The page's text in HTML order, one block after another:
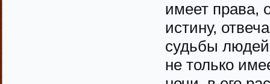
имеет права,
истину,
судьбы
не только